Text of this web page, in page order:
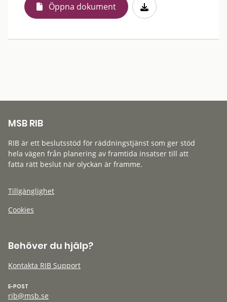
Öppna dokument
MSB RIB
RIB är ett beslutsstöd för räddningstjänst som ger stöd
hela vägen från planering av framtida insatser till att
fatta rätt beslut när olyckan är framme.
Tillgänglighet
Cookies
Behöver du hjälp?
Kontakta RIB Support
E-POST
rib@msb.se